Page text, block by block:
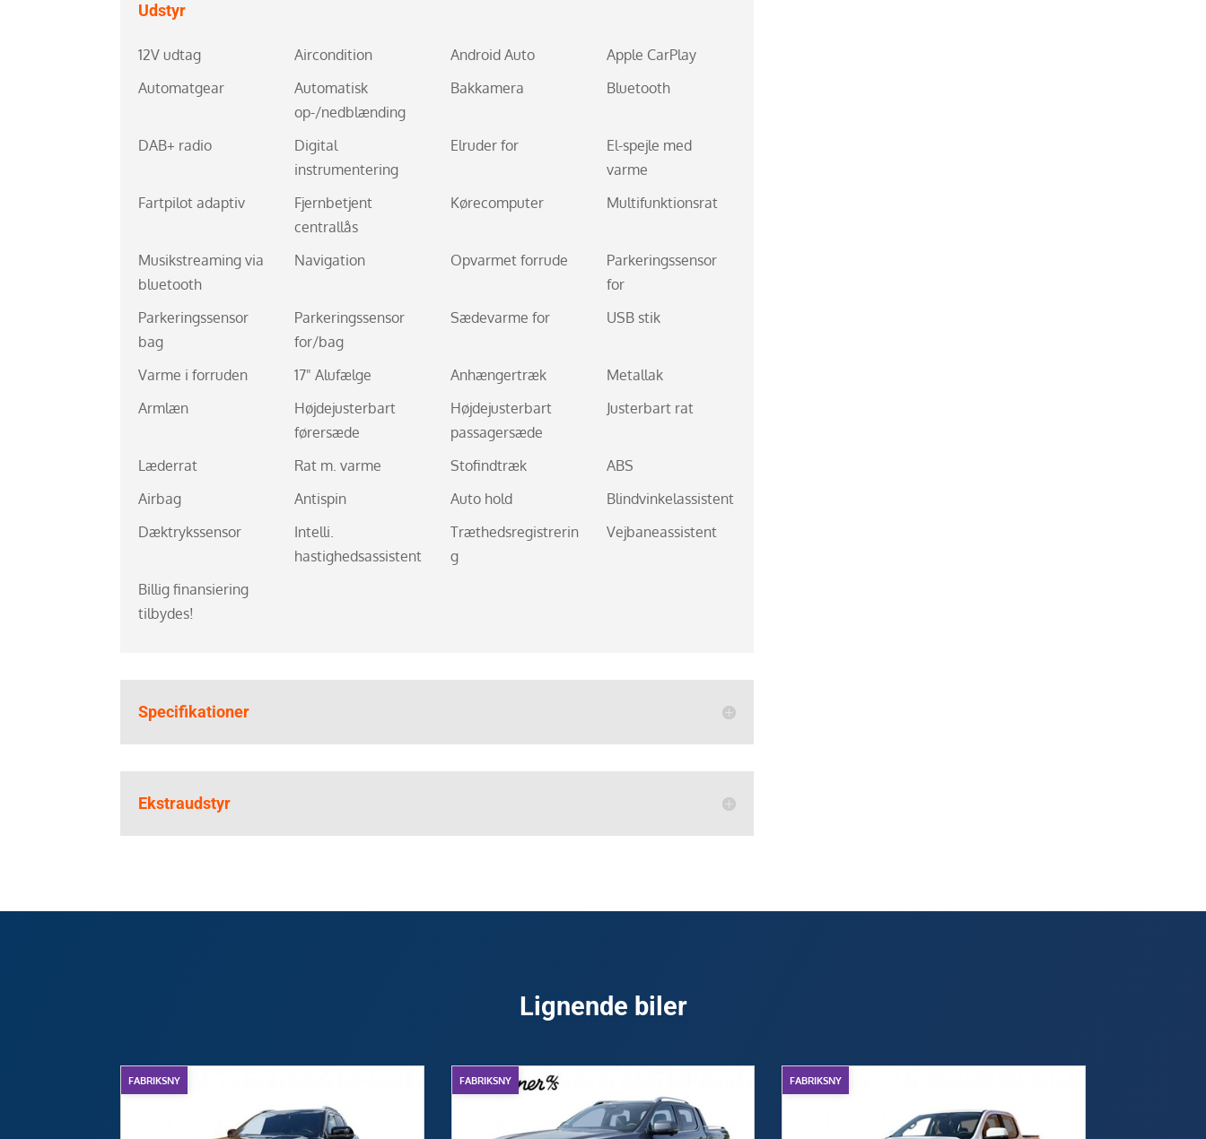
Udstyr
12V udtag Aircondition Android Auto
Apple CarPlay
Automatgear
Automatisk
op-/nedblænding
Bakkamera Bluetooth
DAB+ radio
Digital
instrumentering
Elruder for
El-spejle med
varme
Fartpilot adaptiv
Fjernbetjent
centrallås
Kørecomputer Multifunktionsrat
Musikstreaming via
bluetooth
Navigation Opvarmet forrude
Parkeringssensor
for
Parkeringssensor
bag
Parkeringssensor
for/bag
Sædevarme for USB stik
Varme i forruden 17" Alufælge Anhængertræk
Metallak
Armlæn
Højdejusterbart
førersæde
Højdejusterbart
passagersæde
Justerbart rat
Læderrat Rat m. varme Stofindtræk
ABS
Airbag
Antispin Auto hold
Blindvinkelassistent
Dæktrykssensor
Intelli.
hastighedsassistent
Træthedsregistrerin
g
Vejbaneassistent
Billig finansiering
tilbydes!
Specifikationer
Ekstraudstyr
Lignende biler
FABRIKSNY FABRIKSNY FABRIKSNY